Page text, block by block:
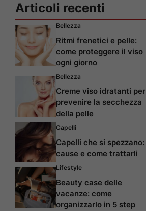
Articoli recenti
Bellezza
Ritmi frenetici e pelle:
come proteggere il viso
ogni giorno
Bellezza
Creme viso idratanti per
prevenire la secchezza
della pelle
Capelli
Capelli che si spezzano:
cause e come trattarli
Lifestyle
Beauty case delle
vacanze: come
organizzarlo in 5 step